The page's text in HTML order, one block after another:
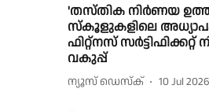
'തസ്തിക നിർണയ
സ്കൂളുകളിലെ
ഫിറ്റ്നസ് സർട്ടിഫിക്കറ്റ്
വകുപ്പ്
ന്യൂസ് ഡെസ്ക് 10 Jul 2026